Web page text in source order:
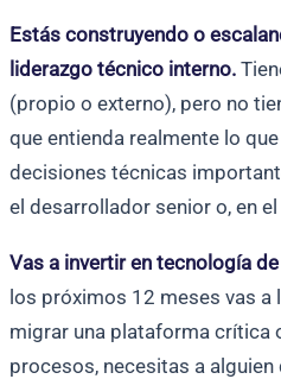
Estás construyendo o
liderazgo técnico interno.
(propio o externo), pero no
que entienda realmente lo
decisiones técnicas
el desarrollador senior o, en
Vas a invertir en tecnología
los próximos 12 meses vas a
migrar una plataforma crítica
procesos, necesitas a